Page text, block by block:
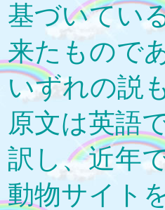
基づいてい
来たもので
いずれの説
原文は英語
訳し、近年
動物サイト